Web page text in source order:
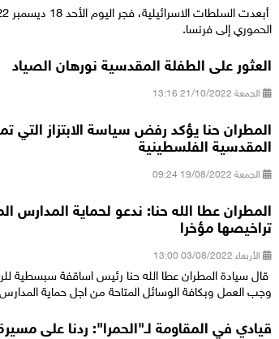
الحموري إلى فرنسا.
العثور على الطفلة المقدسية نورهان الصياد
الجمعة 21/10/2022 13:16
المطران حنا يؤكد رفض سياسة الابتزاز التي
المقدسية الفلسطينية
الجمعة 19/08/2022 09:24
المطران عطا الله حنا: ندعو لحماية
تراخيصها مؤخرا
الأربعاء 03/08/2022 13:00
قال سيادة المطران عطا الله حنا رئيس اساقفة سبسطية
وجب العمل وبكافة الوسائل المتاحة من اجل حماية
قيادي في المقاومة لـ"الحمرا": ردنا على